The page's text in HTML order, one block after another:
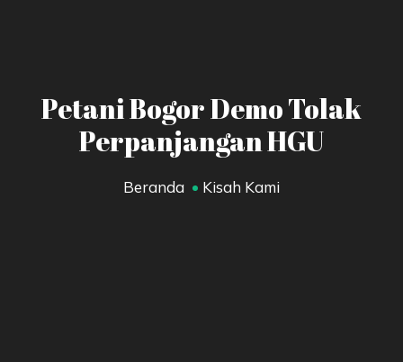
Petani Bogor Demo Tolak
Perpanjangan HGU
Beranda Kisah Kami